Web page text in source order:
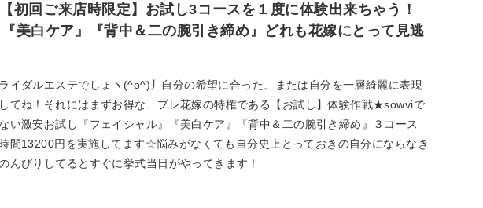
初回ご来店時限定】お試し3コースを１度に体験出来ちゃう！
『美白ケア』『背中＆二の腕引き締め』どれも花嫁にとって見逃
イダルエステでしょヽ(^o^)丿自分の希望に合った、または自分を一層綺麗に表現
てね！それにはまずお得な、プレ花嫁の特権である【お試し】体験作戦★sowviで
い激安お試し『フェイシャル』『美白ケア』『背中＆二の腕引き締め』３コース
間13200円を実施してます☆悩みがなくても自分史上とっておきの自分にならなき
んびりしてるとすぐに挙式当日がやってきます！